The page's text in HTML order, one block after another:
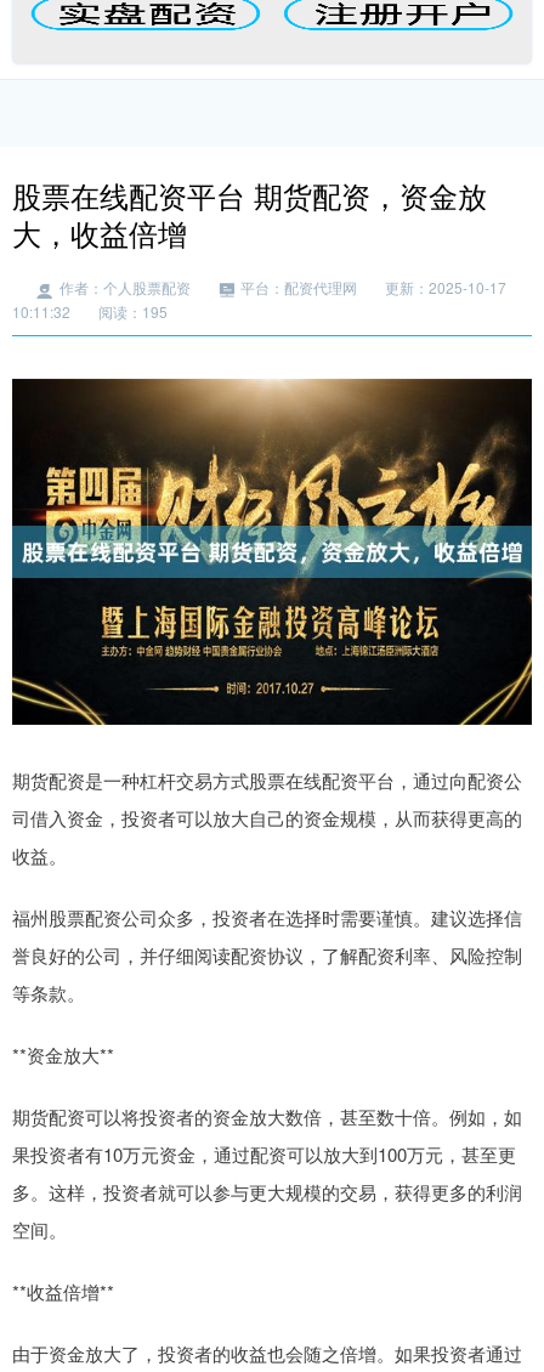
股票在线配资平台 期货配资，资金放
大，收益倍增
作者：个人股票配资 平台：配资代理网
更新：2025-10-17
10:11:32
阅读：195
期货配资是一种杠杆交易方式股票在线配资平台，通过向配资公
司借入资金，投资者可以放大自己的资金规模，从而获得更高的
收益。
福州股票配资公司众多，投资者在选择时需要谨慎。建议选择信
誉良好的公司，并仔细阅读配资协议，了解配资利率、风险控制
等条款。
**资金放大**
期货配资可以将投资者的资金放大数倍，甚至数十倍。例如，如
果投资者有10万元资金，通过配资可以放大到100万元，甚至更
多。这样，投资者就可以参与更大规模的交易，获得更多的利润
空间。
**收益倍增**
由于资金放大了，投资者的收益也会随之倍增。如果投资者通过